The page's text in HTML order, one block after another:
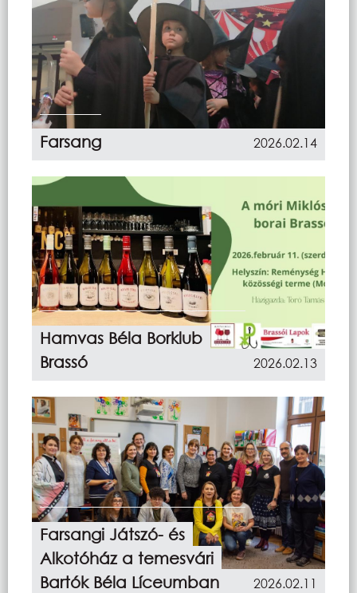
Farsang 2026.02.14
Hamvas Béla Borklub
Brassó
2026.02.13
Farsangi Játszó- és
Alkotóház a temesvári
Bartók Béla Líceumban
2026.02.11